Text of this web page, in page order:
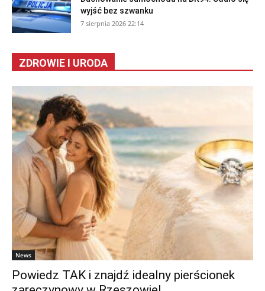
wyjść bez szwanku
7 sierpnia 2026 22:14
ZDROWIE I URODA
News
Powiedz TAK i znajdź idealny pierścionek